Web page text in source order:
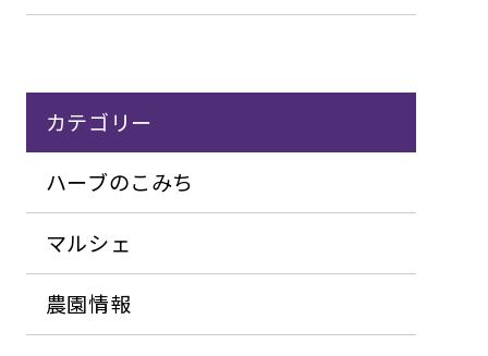
カテゴリー
ハーブのこみち
マルシェ
農園情報